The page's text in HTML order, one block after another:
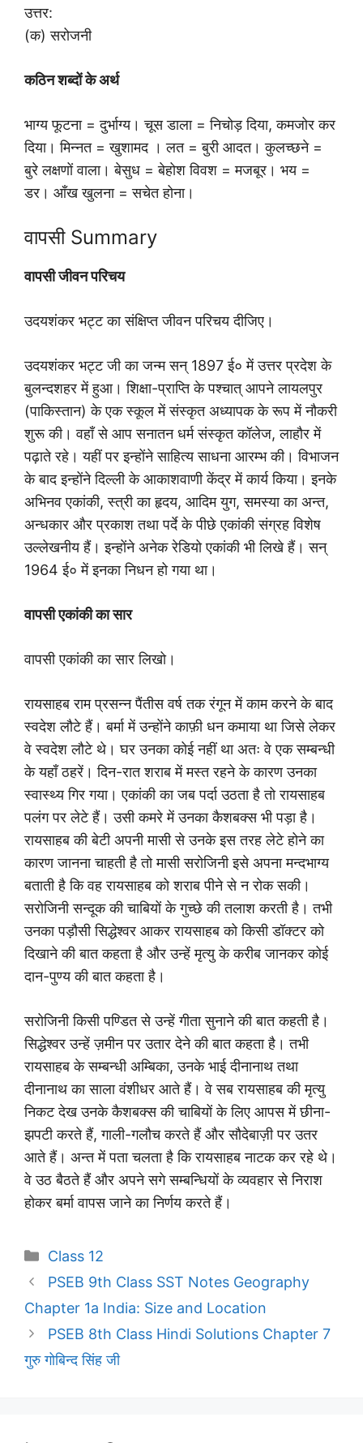
उत्तर:
(क) सरोजनी
कठिन शब्दों के अर्थ
भाग्य फूटना = दुर्भाग्य। चूस डाला = निचोड़ दिया, कमजोर कर
दिया। मिन्नत = खुशामद । लत = बुरी आदत। कुलच्छने =
बुरे लक्षणों वाला। बेसुध = बेहोश विवश = मजबूर। भय =
डर। आँख खुलना = सचेत होना।
वापसी Summary
वापसी जीवन परिचय
उदयशंकर भट्ट का संक्षिप्त जीवन परिचय दीजिए।
उदयशंकर भट्ट जी का जन्म सन् 1897 ई० में उत्तर प्रदेश के
बुलन्दशहर में हुआ। शिक्षा-प्राप्ति के पश्चात् आपने लायलपुर
(पाकिस्तान) के एक स्कूल में संस्कृत अध्यापक के रूप में नौकरी
शुरू की। वहाँ से आप सनातन धर्म संस्कृत कॉलेज, लाहौर में
पढ़ाते रहे। यहीं पर इन्होंने साहित्य साधना आरम्भ की। विभाजन
के बाद इन्होंने दिल्ली के आकाशवाणी केंद्र में कार्य किया। इनके
अभिनव एकांकी, स्त्री का हृदय, आदिम युग, समस्या का अन्त,
अन्धकार और प्रकाश तथा पर्दे के पीछे एकांकी संग्रह विशेष
उल्लेखनीय हैं। इन्होंने अनेक रेडियो एकांकी भी लिखे हैं। सन्
1964 ई० में इनका निधन हो गया था।
वापसी एकांकी का सार
वापसी एकांकी का सार लिखो।
रायसाहब राम प्रसन्न पैंतीस वर्ष तक रंगून में काम करने के बाद
स्वदेश लौटे हैं। बर्मा में उन्होंने काफ़ी धन कमाया था जिसे लेकर
वे स्वदेश लौटे थे। घर उनका कोई नहीं था अतः वे एक सम्बन्धी
के यहाँ ठहरें। दिन-रात शराब में मस्त रहने के कारण उनका
स्वास्थ्य गिर गया। एकांकी का जब पर्दा उठता है तो रायसाहब
पलंग पर लेटे हैं। उसी कमरे में उनका कैशबक्स भी पड़ा है।
रायसाहब की बेटी अपनी मासी से उनके इस तरह लेटे होने का
कारण जानना चाहती है तो मासी सरोजिनी इसे अपना मन्दभाग्य
बताती है कि वह रायसाहब को शराब पीने से न रोक सकी।
सरोजिनी सन्दूक की चाबियों के गुच्छे की तलाश करती है। तभी
उनका पड़ौसी सिद्धेश्वर आकर रायसाहब को किसी डॉक्टर को
दिखाने की बात कहता है और उन्हें मृत्यु के करीब जानकर कोई
दान-पुण्य की बात कहता है।
सरोजिनी किसी पण्डित से उन्हें गीता सुनाने की बात कहती है।
सिद्धेश्वर उन्हें ज़मीन पर उतार देने की बात कहता है। तभी
रायसाहब के सम्बन्धी अम्बिका, उनके भाई दीनानाथ तथा
दीनानाथ का साला वंशीधर आते हैं। वे सब रायसाहब की मृत्यु
निकट देख उनके कैशबक्स की चाबियों के लिए आपस में छीना-
झपटी करते हैं, गाली-गलौच करते हैं और सौदेबाज़ी पर उतर
आते हैं। अन्त में पता चलता है कि रायसाहब नाटक कर रहे थे।
वे उठ बैठते हैं और अपने सगे सम्बन्धियों के व्यवहार से निराश
होकर बर्मा वापस जाने का निर्णय करते हैं।
Categories
Class 12
PSEB 9th Class SST Notes Geography
Chapter 1a India: Size and Location
PSEB 8th Class Hindi Solutions Chapter 7
गुरु गोबिन्द सिंह जी